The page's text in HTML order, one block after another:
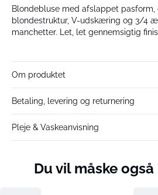
Blondebluse med afslappet pasform,
blondestruktur, V-udskæring og 3/4
manchetter. Let, let gennemsigtig
Om produktet
Betaling, levering og returnering
Pleje & Vaskeanvisning
Du vil måske